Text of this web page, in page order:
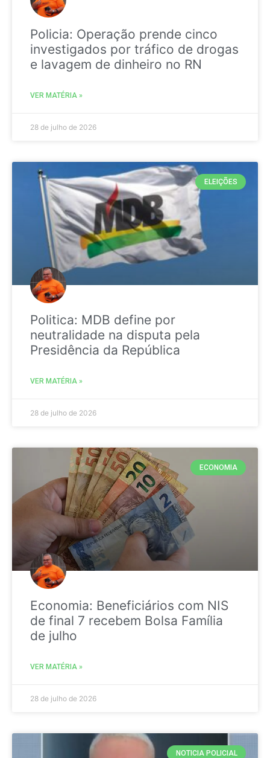
Policia: Operação prende cinco
investigados por tráfico de drogas
e lavagem de dinheiro no RN
VER MATÉRIA »
28 de julho de 2026
ELEIÇÕES
Politica: MDB define por
neutralidade na disputa pela
Presidência da República
VER MATÉRIA »
28 de julho de 2026
ECONOMIA
Economia: Beneficiários com NIS
de final 7 recebem Bolsa Família
de julho
VER MATÉRIA »
28 de julho de 2026
NOTICIA POLICIAL